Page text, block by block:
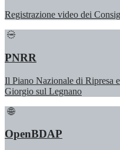
Registrazione video dei
PNRR
Il Piano Nazionale di Ripresa
Giorgio sul Legnano
OpenBDAP